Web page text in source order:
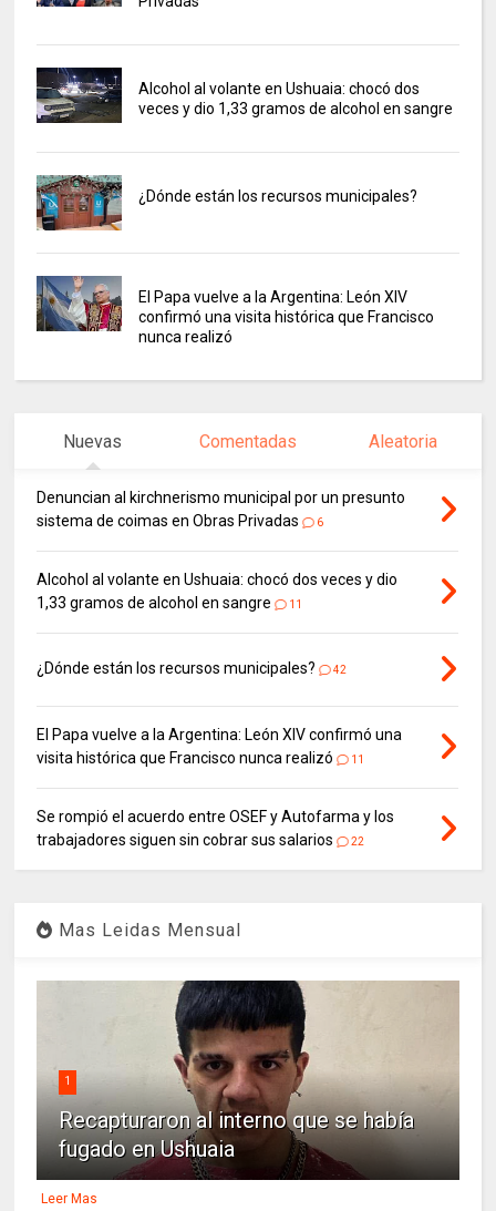
Alcohol al volante en Ushuaia: chocó dos
veces y dio 1,33 gramos de alcohol en sangre
¿Dónde están los recursos municipales?
El Papa vuelve a la Argentina: León XIV
confirmó una visita histórica que Francisco
nunca realizó
Nuevas Comentadas Aleatoria
Denuncian al kirchnerismo municipal por un presunto
sistema de coimas en Obras Privadas
6
Alcohol al volante en Ushuaia: chocó dos veces y dio
1,33 gramos de alcohol en sangre
11
¿Dónde están los recursos municipales? 42
El Papa vuelve a la Argentina: León XIV confirmó una
visita histórica que Francisco nunca realizó
11
Se rompió el acuerdo entre OSEF y Autofarma y los
trabajadores siguen sin cobrar sus salarios
22
Mas Leidas Mensual
1
Recapturaron al interno que se había
fugado en Ushuaia
Leer Mas